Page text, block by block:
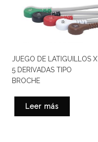
JUEGO DE LATIGUILLOS X
5 DERIVADAS TIPO
BROCHE
Leer más